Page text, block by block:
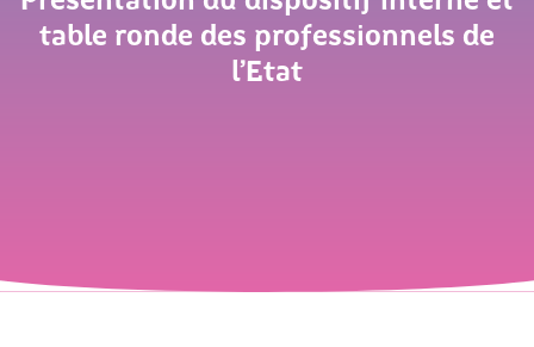
table ronde des professionnels de
l’Etat